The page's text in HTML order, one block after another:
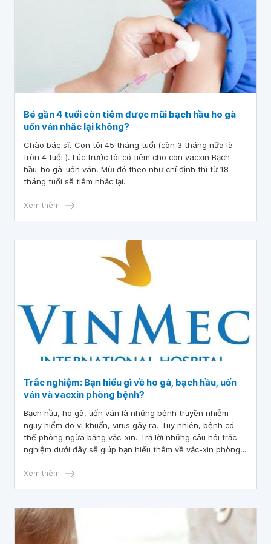
Bé gần 4 tuổi còn tiêm được mũi bạch hầu ho gà
uốn ván nhắc lại không?
Chào bác sĩ. Con tôi 45 tháng tuổi (còn 3 tháng nữa là
tròn 4 tuổi ). Lúc trước tôi có tiêm cho con vacxin Bạch
hầu-ho gà-uốn ván. Mũi đó theo như chỉ định thì từ 18
tháng tuổi sẽ tiêm nhắc lại.
Xem thêm
Trắc nghiệm: Bạn hiểu gì về ho gà, bạch hầu, uốn
ván và vacxin phòng bệnh?
Bạch hầu, ho gà, uốn ván là những bệnh truyền nhiễm
nguy hiểm do vi khuẩn, virus gây ra. Tuy nhiên, bệnh có
thể phòng ngừa bằng vắc-xin. Trả lời những câu hỏi trắc
nghiệm dưới đây sẽ giúp bạn hiểu thêm về vắc-xin phòng
Xem thêm